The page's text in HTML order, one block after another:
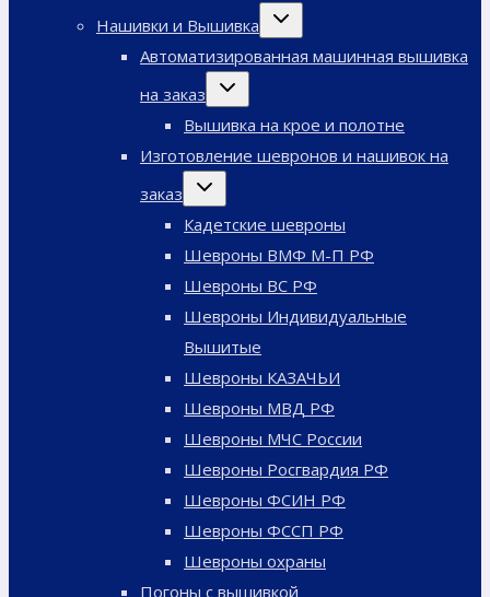
Нашивки и Вышивка
Переключить
дочернее
Автоматизированная машинная вышивка
на заказ
Переключить
дочернее
Вышивка на крое и полотне
Изготовление шевронов и нашивок на
заказ
Переключить
дочернее
Кадетские шевроны
Шевроны ВМФ М-П РФ
Шевроны ВС РФ
Шевроны Индивидуальные
Вышитые
Шевроны КАЗАЧЬИ
Шевроны МВД РФ
Шевроны МЧС России
Шевроны Росгвардия РФ
Шевроны ФСИН РФ
Шевроны ФССП РФ
Шевроны охраны
Погоны с вышивкой